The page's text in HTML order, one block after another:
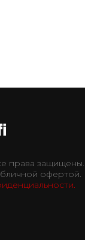
права защищены.
офертой.